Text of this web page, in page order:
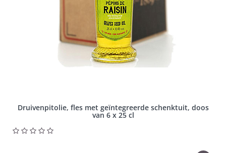
Druivenpitolie, fles met geïntegreerde schenktuit, doos
van 6 x 25 cl